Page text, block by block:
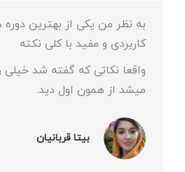
به نظر من یکی از بهترین
کاربردی و مفید با کلی نکته
واقعا نکاتی که گفته شد خیلی
میشد از همون اول دید.
بیتا قربانیان